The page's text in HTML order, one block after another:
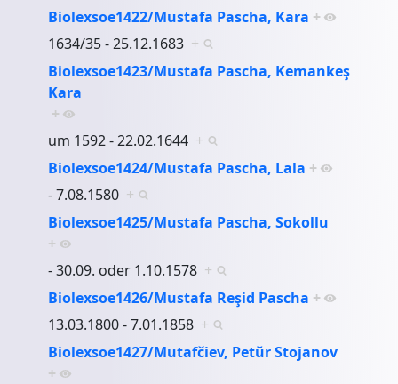
Biolexsoe1422/Mustafa Pascha, Kara +
1634/35 - 25.12.1683 +
Biolexsoe1423/Mustafa Pascha, Kemankeş
Kara
+
um 1592 - 22.02.1644 +
Biolexsoe1424/Mustafa Pascha, Lala +
- 7.08.1580 +
Biolexsoe1425/Mustafa Pascha, Sokollu
+
- 30.09. oder 1.10.1578 +
Biolexsoe1426/Mustafa Reşid Pascha +
13.03.1800 - 7.01.1858 +
Biolexsoe1427/Mutafčiev, Petŭr Stojanov
+